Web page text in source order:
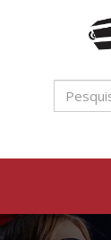
conteúdo
sétima